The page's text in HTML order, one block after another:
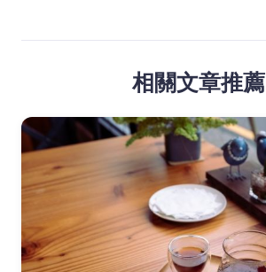
相關文章推薦